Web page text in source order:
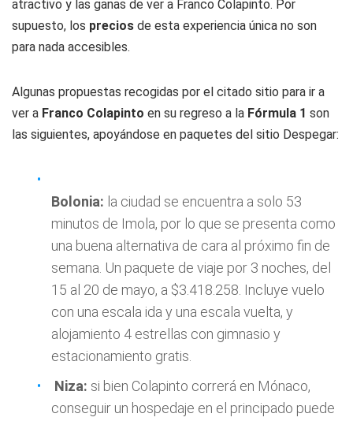
atractivo y las ganas de ver a Franco Colapinto. Por
supuesto, los precios de esta experiencia única no son
para nada accesibles.
Algunas propuestas recogidas por el citado sitio para ir a
ver a Franco Colapinto en su regreso a la Fórmula 1 son
las siguientes, apoyándose en paquetes del sitio Despegar:
Bolonia: la ciudad se encuentra a solo 53
minutos de Imola, por lo que se presenta como
una buena alternativa de cara al próximo fin de
semana. Un paquete de viaje por 3 noches, del
15 al 20 de mayo, a $3.418.258. Incluye vuelo
con una escala ida y una escala vuelta, y
alojamiento 4 estrellas con gimnasio y
estacionamiento gratis.
Niza: si bien Colapinto correrá en Mónaco,
conseguir un hospedaje en el principado puede